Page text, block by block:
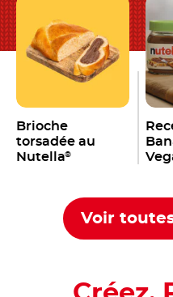
Brioche
torsadée au
Nutella®
Voir